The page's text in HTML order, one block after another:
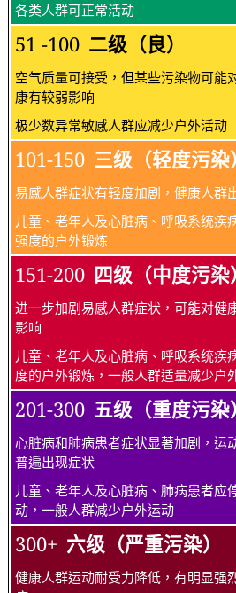
各类人群可正常活动
51 -100 二级（良）
空气质量可接受，但某些污染物可能
康有较弱影响
极少数异常敏感人群应减少户外活动
101-150 三级（轻度污染）
易感人群症状有轻度加剧，健康人群
儿童、老年人及心脏病、呼吸系统疾
强度的户外锻炼
151-200 四级（中度污染）
进一步加剧易感人群症状，可能对健
影响
儿童、老年人及心脏病、呼吸系统疾
度的户外锻炼，一般人群适量减少户
201-300 五级（重度污染）
心脏病和肺病患者症状显著加剧，运
普遍出现症状
儿童、老年人及心脏病、肺病患者应
动，一般人群减少户外运动
300+ 六级（严重污染）
健康人群运动耐受力降低，有明显强